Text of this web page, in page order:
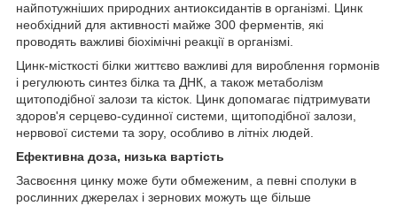
найпотужніших природних антиоксидантів в організмі. Цинк
необхідний для активності майже 300 ферментів, які
проводять важливі біохімічні реакції в організмі.
Цинк-місткості білки життєво важливі для вироблення гормонів
і регулюють синтез білка та ДНК, а також метаболізм
щитоподібної залози та кісток. Цинк допомагає підтримувати
здоров'я серцево-судинної системи, щитоподібної залози,
нервової системи та зору, особливо в літніх людей.
Ефективна доза, низька вартість
Засвоєння цинку може бути обмеженим, а певні сполуки в
рослинних джерелах і зернових можуть ще більше